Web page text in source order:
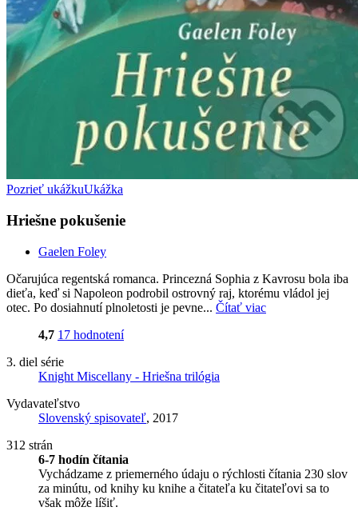
Pozrieť ukážkuUkážka
Hriešne pokušenie
Gaelen Foley
Očarujúca regentská romanca. Princezná Sophia z Kavrosu bola iba
dieťa, keď si Napoleon podrobil ostrovný raj, ktorému vládol jej
otec. Po dosiahnutí plnoletosti je pevne... Čítať viac
4,7 17 hodnotení
3. diel série
Knight Miscellany - Hriešna trilógia
Vydavateľstvo
Slovenský spisovateľ, 2017
312 strán
6-7 hodín čítania
Vychádzame z priemerného údaju o rýchlosti čítania 230 slov
za minútu, od knihy ku knihe a čitateľa ku čitateľovi sa to
však môže líšiť.